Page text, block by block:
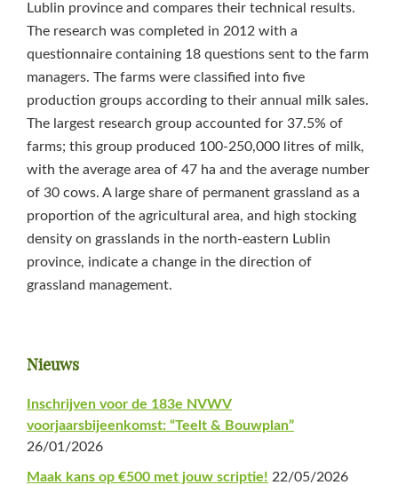
Lublin province and compares their technical results.
The research was completed in 2012 with a
questionnaire containing 18 questions sent to the farm
managers. The farms were classified into five
production groups according to their annual milk sales.
The largest research group accounted for 37.5% of
farms; this group produced 100-250,000 litres of milk,
with the average area of 47 ha and the average number
of 30 cows. A large share of permanent grassland as a
proportion of the agricultural area, and high stocking
density on grasslands in the north-eastern Lublin
province, indicate a change in the direction of
grassland management.
Primaire
Sidebar
Nieuws
Inschrijven voor de 183e NVWV
voorjaarsbijeenkomst: “Teelt & Bouwplan”
26/01/2026
Maak kans op €500 met jouw scriptie! 22/05/2026